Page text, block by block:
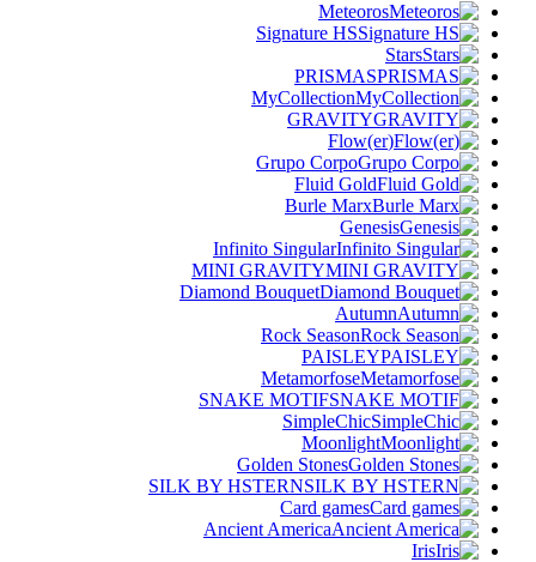
Meteoros
Signature HS
Stars
PRISMAS
MyCollection
GRAVITY
(Flow(er
Grupo Corpo
Fluid Gold
Burle Marx
Genesis
Infinito Singular
MINI GRAVITY
Diamond Bouquet
Autumn
Rock Season
PAISLEY
Metamorfose
SNAKE MOTIF
SimpleChic
Moonlight
Golden Stones
SILK BY HSTERN
Card games
Ancient America
Iris